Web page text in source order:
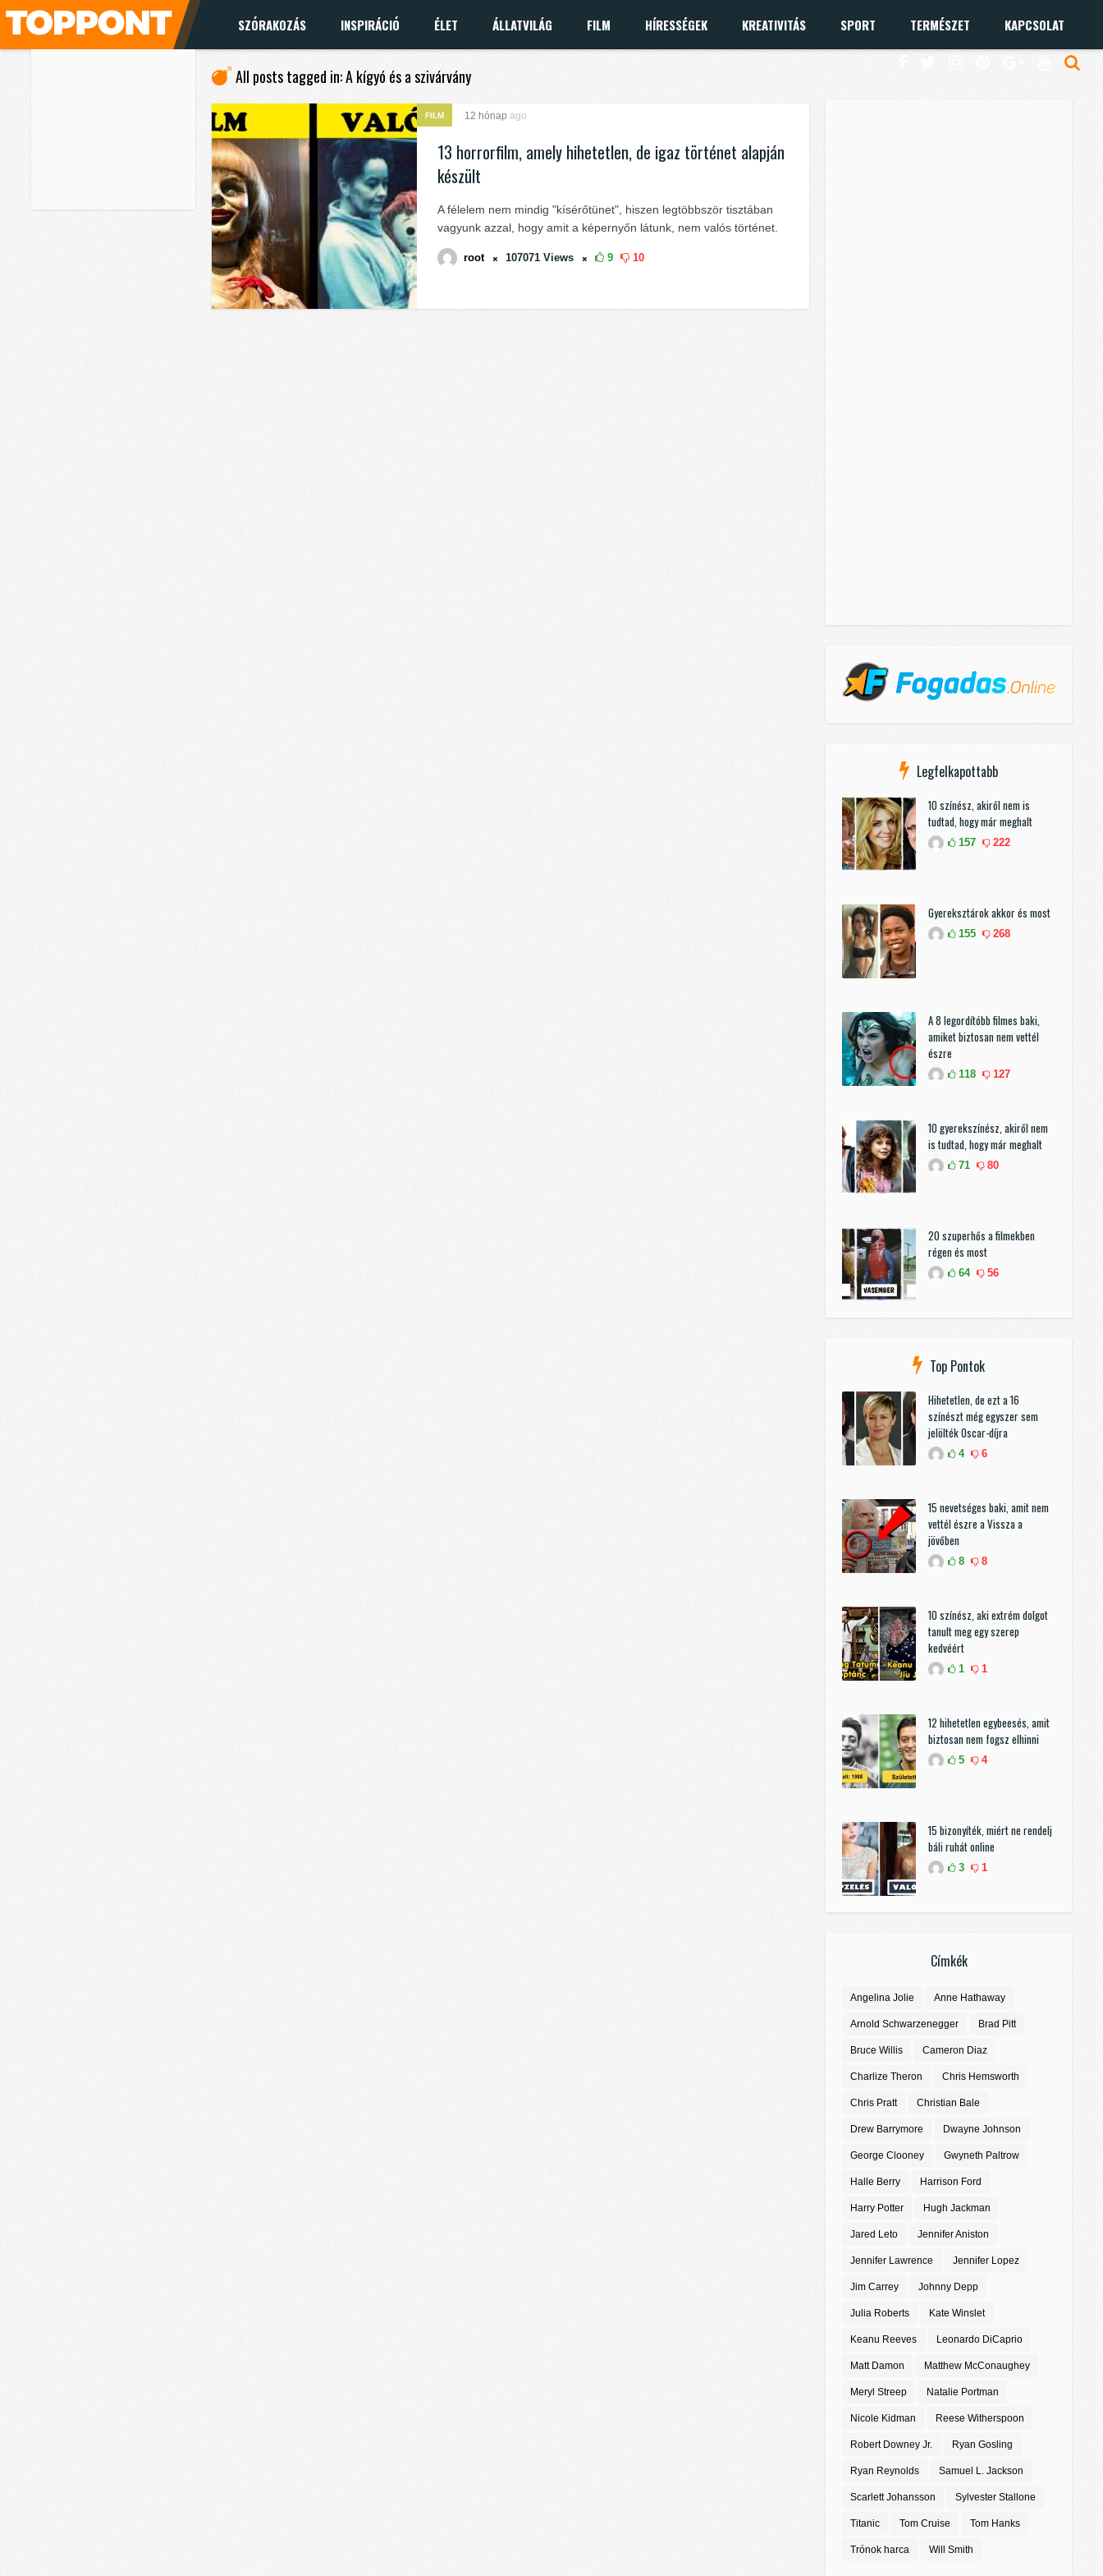
SZÓRAKOZÁS INSPIRÁCIÓ ÉLET ÁLLATVILÁG FILM HÍRESSÉGEK KREATIVITÁS SPORT TERMÉSZET KAPCSOLAT
All posts tagged in: A kígyó és a szivárvány
FILM 12 hónap ago
13 horrorfilm, amely hihetetlen, de igaz történet alapján
készült
A félelem nem mindig "kísérőtünet", hiszen legtöbbször tisztában
vagyunk azzal, hogy amit a képernyőn látunk, nem valós történet.
root 107071 Views 9 10
Legfelkapottabb
10 színész, akiről nem is
tudtad, hogy már meghalt
157 222
Gyereksztárok akkor és most
155 268
A 8 legordítóbb filmes baki,
amiket biztosan nem vettél
észre
118 127
10 gyerekszínész, akiről nem
is tudtad, hogy már meghalt
71 80
20 szuperhős a filmekben
régen és most
64 56
Top Pontok
Hihetetlen, de ezt a 16
színészt még egyszer sem
jelölték Oscar-díjra
4 6
15 nevetséges baki, amit nem
vettél észre a Vissza a
jövőben
8 8
10 színész, aki extrém dolgot
tanult meg egy szerep
kedvéért
1 1
12 hihetetlen egybeesés, amit
biztosan nem fogsz elhinni
5 4
15 bizonyíték, miért ne rendelj
báli ruhát online
3 1
Címkék
Angelina Jolie Anne Hathaway
Arnold Schwarzenegger Brad Pitt
Bruce Willis Cameron Diaz
Charlize Theron Chris Hemsworth
Chris Pratt Christian Bale
Drew Barrymore Dwayne Johnson
George Clooney Gwyneth Paltrow
Halle Berry Harrison Ford
Harry Potter Hugh Jackman
Jared Leto Jennifer Aniston
Jennifer Lawrence Jennifer Lopez
Jim Carrey Johnny Depp
Julia Roberts Kate Winslet
Keanu Reeves Leonardo DiCaprio
Matt Damon Matthew McConaughey
Meryl Streep Natalie Portman
Nicole Kidman Reese Witherspoon
Robert Downey Jr. Ryan Gosling
Ryan Reynolds Samuel L. Jackson
Scarlett Johansson Sylvester Stallone
Titanic Tom Cruise Tom Hanks
Trónok harca Will Smith